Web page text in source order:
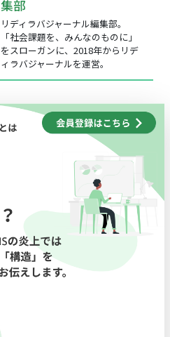
集部
リディラバジャーナル編集部。
「社会課題を、みんなのものに」
をスローガンに、2018年からリデ
ィラバジャーナルを運営。